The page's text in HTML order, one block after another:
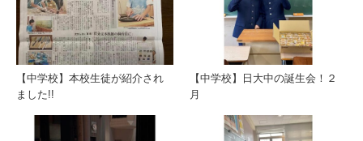
【中学校】本校生徒が紹介され
ました!!
【中学校】日大中の誕生会！２
月